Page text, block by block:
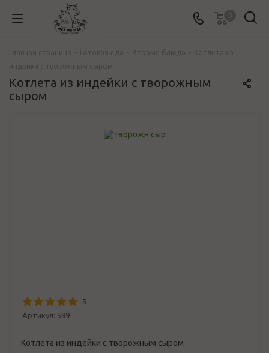
Котлета из индейки с творожным
сыром
5
Артикул: 599
Котлета из индейки с творожным сыром